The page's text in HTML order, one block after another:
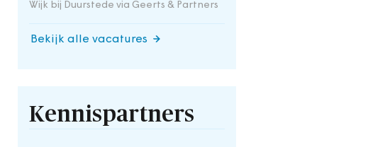
Wijk bij Duurstede via Geerts & Partners
Bekijk alle vacatures
Kennispartners